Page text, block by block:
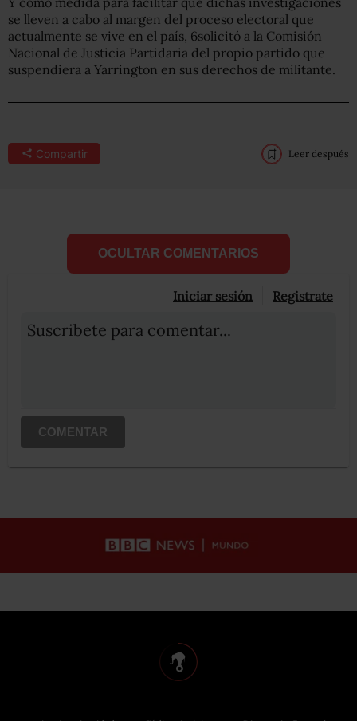
se lleven a cabo al margen del proceso electoral que
actualmente se vive en el país, 6solicitó a la Comisión
Nacional de Justicia Partidaria del propio partido que
suspendiera a Yarrington en sus derechos de militante.
Compartir Leer después
OCULTAR COMENTARIOS
Iniciar sesión Registrate
Suscribete para comentar...
COMENTAR